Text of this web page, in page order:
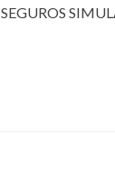
SEGUROS